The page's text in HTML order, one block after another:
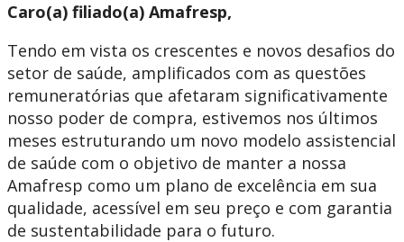
Caro(a) filiado(a) Amafresp,
Tendo em vista os crescentes e novos desafios do
setor de saúde, amplificados com as questões
remuneratórias que afetaram significativamente
nosso poder de compra, estivemos nos últimos
meses estruturando um novo modelo assistencial
de saúde com o objetivo de manter a nossa
Amafresp como um plano de excelência em sua
qualidade, acessível em seu preço e com garantia
de sustentabilidade para o futuro.